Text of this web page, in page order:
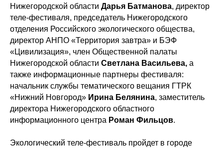
Нижегородской области Дарья Батманова, директор
теле-фестиваля, председатель Нижегородского
отделения Российского экологического общества,
директор АНПО «Территория завтра» и БЭФ
«Цивилизация», член Общественной палаты
Нижегородской области Светлана Васильева, а
также информационные партнеры фестиваля:
начальник службы тематического вещания ГТРК
«Нижний Новгород» Ирина Белянина, заместитель
директора Нижегородского областного
информационного центра Роман Фильцов.
Экологический теле-фестиваль пройдет в городе